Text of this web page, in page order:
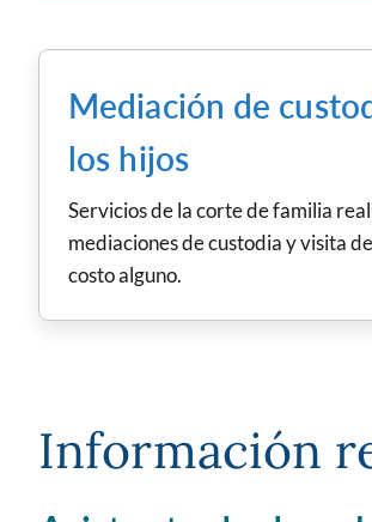
Mediación de
los hijos
Servicios de la corte de familia
mediaciones de custodia y visita
costo alguno.
Información